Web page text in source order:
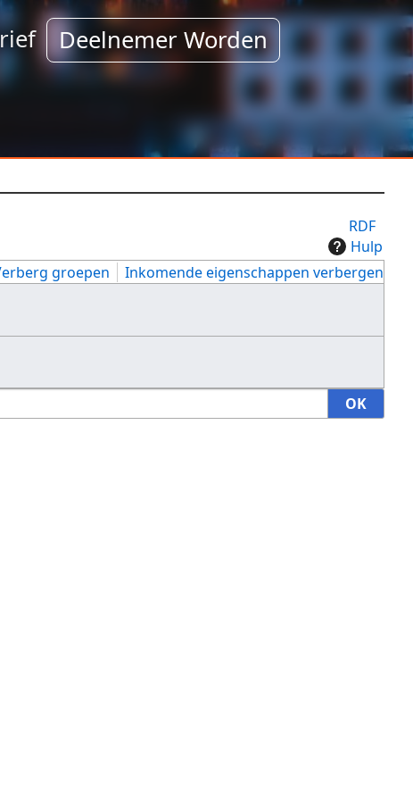
Deelnemer Worden
RDF
Hulp
groepen
Inkomende eigenschappen verbergen